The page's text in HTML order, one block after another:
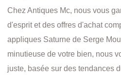
Chez Antiques Mc, nous vous
d'esprit et des offres d'achat
appliques Saturne de Serge
minutieuse de votre bien, nous
juste, basée sur des tendances